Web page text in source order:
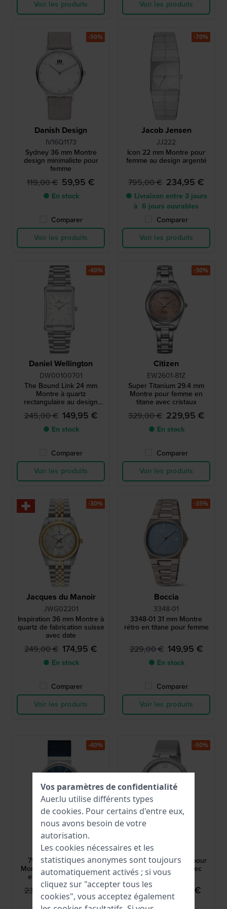
Voir les produits Voir les produits
Danish Design
IV16Q1173
Sydney 36 mm Montre
design minimaliste pour
femme
119,00 € 59,95 €
● En stock
Comparer
Voir les produits
-50%
Jacob Jensen
JJ222
Icon 22 mm Montre pour
femme au design argenté
795,00 € 234,95 €
● Livraison entre 3 jours
à 6 jours ouvrables
Comparer
Voir les produits
-70%
Daniel Wellington
DW00100701
The Bound Link 24 mm
Montre à quartz
rectangulaire au design
minimaliste
245,00 € 149,95 €
● En stock
Comparer
Voir les produits
-40%
Citizen
EW2601-81Z
Super Titanium 29.4 mm
Montre pour femme en
titane avec cristaux
329,00 € 229,95 €
● En stock
Comparer
Voir les produits
-30%
Jacques du Manoir
JWG02201
Inspiration 36 mm Montre à
quartz de fabrication suisse
avec date
249,00 € 174,95 €
● En stock
Comparer
Voir les produits
-30%
Boccia
3348-01
3348-01 31 mm Montre
rétro en titane pour femme
229,00 € 149,95 €
● En stock
Comparer
Voir les produits
-35%
Jacob Jensen
JJ794
794 New Line 29 mm
Montre à quartz argentée
et bleue pour femme
239,00 € 139,95 €
● En stock
-40%
ES1L189M0065
Betty 38 mm Montre pour
femme en argent avec
Jour-Date
139,90 € 69,95 €
-50%
Vos paramètres de confidentialité
Auer.lu utilise différents types
de cookies. Pour certains d'entre eux,
nous avons besoin de votre
autorisation.
Les cookies nécessaires et les
statistiques anonymes sont toujours
automatiquement activés ; si vous
cliquez sur "accepter tous les
cookies", vous acceptez également